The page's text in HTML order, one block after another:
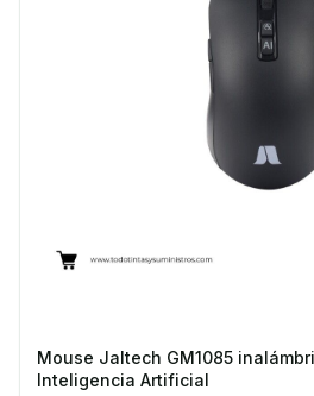
Mouse Jaltech GM1085 inalámbrico -Bluetooth con
Inteligencia Artificial